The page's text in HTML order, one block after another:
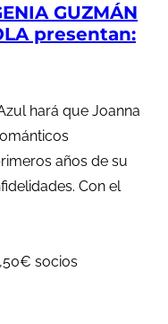
GUZMÁN
presentan:
hará que Joanna
años de su
Con el
socios